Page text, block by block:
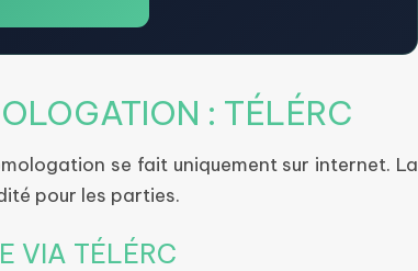
: TÉLÉRC
se fait uniquement sur internet. La
pour les parties.
VIA TÉLÉRC